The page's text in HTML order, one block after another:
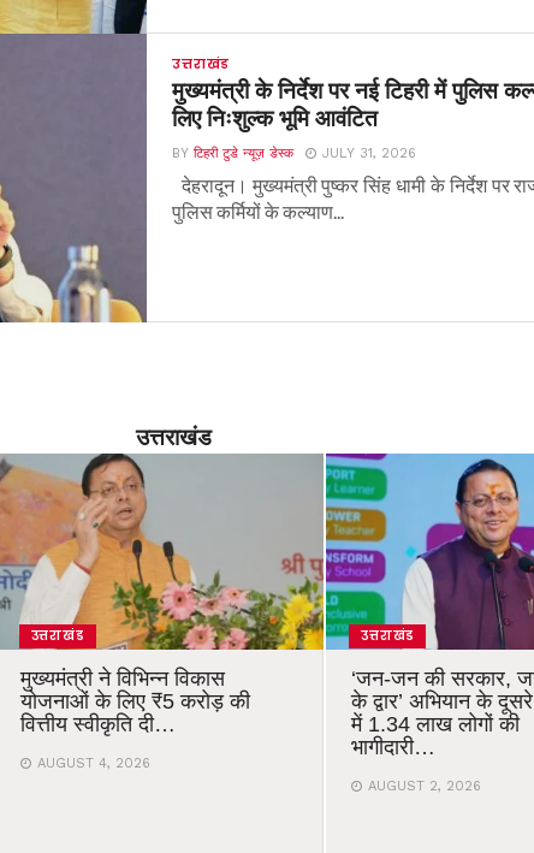
उत्तराखंड
मुख्यमंत्री के निर्देश पर नई टिहरी में पुलिस
लिए निःशुल्क भूमि आवंटित
BYटिहरी टुडे न्यूज़ डेस्क JULY 31, 2026
देहरादून। मुख्यमंत्री पुष्कर सिंह धामी के निर्देश पर
पुलिस कर्मियों के कल्याण...
उत्तराखंड
उत्तराखंड
मुख्यमंत्री ने विभिन्न विकास
योजनाओं के लिए ₹5 करोड़ की
वित्तीय स्वीकृति दी…
AUGUST 4, 2026
उत्तराखंड
‘जन-जन की सरकार,
के द्वार’ अभियान के
में 1.34 लाख लोगों की
भागीदारी…
AUGUST 2, 2026